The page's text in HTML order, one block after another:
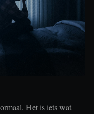
Het is iets wat